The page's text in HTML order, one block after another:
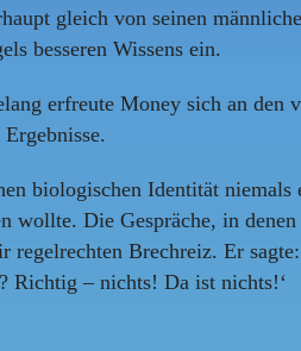
gleich von seinen
besseren Wissens ein.
erfreute Money sich an den
biologischen Identität niemals
wollte. Die Gespräche, in
Brechreiz. Er
Richtig – nichts! Da ist nichts!‘